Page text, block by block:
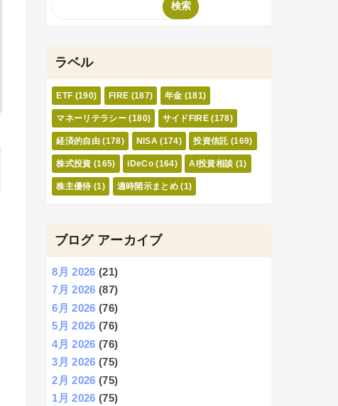
ラベル
ETF (190) FIRE (187) 年金 (181)
マネーリテラシー (180) サイドFIRE (178)
経済的自由 (178) NISA (174) 投資信託 (169)
株式投資 (165) iDeCo (164) AI投資相談 (1)
株主優待 (1) 適時開示まとめ (1)
ブログ アーカイブ
8月 2026 (21)
7月 2026 (87)
6月 2026 (76)
5月 2026 (76)
4月 2026 (76)
3月 2026 (75)
2月 2026 (75)
1月 2026 (75)